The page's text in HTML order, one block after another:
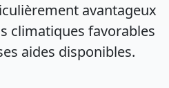
avantageux
climatiques favorables
aides disponibles.